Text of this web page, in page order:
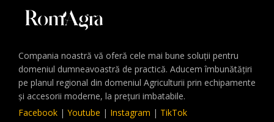
Compania noastră vă oferă cele mai bune soluții pentru
domeniul dumneavoastră de practică. Aducem îmbunătățiri
pe planul regional din domeniul Agriculturii prin echipamente
și accesorii moderne, la prețuri imbatabile.
Facebook | Youtube | Instagram | TikTok